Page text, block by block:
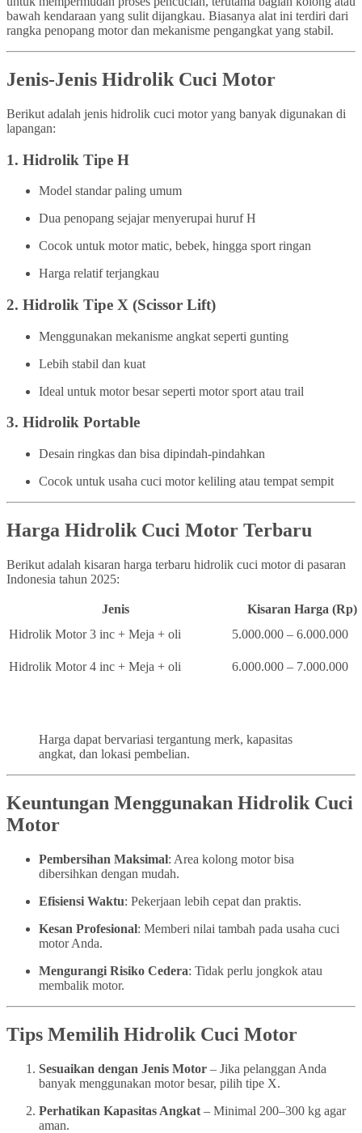
bawah kendaraan yang sulit dijangkau. Biasanya alat ini terdiri dari
rangka penopang motor dan mekanisme pengangkat yang stabil.
Jenis-Jenis Hidrolik Cuci Motor
Berikut adalah jenis hidrolik cuci motor yang banyak digunakan di
lapangan:
1. Hidrolik Tipe H
Model standar paling umum
Dua penopang sejajar menyerupai huruf H
Cocok untuk motor matic, bebek, hingga sport ringan
Harga relatif terjangkau
2. Hidrolik Tipe X (Scissor Lift)
Menggunakan mekanisme angkat seperti gunting
Lebih stabil dan kuat
Ideal untuk motor besar seperti motor sport atau trail
3. Hidrolik Portable
Desain ringkas dan bisa dipindah-pindahkan
Cocok untuk usaha cuci motor keliling atau tempat sempit
Harga Hidrolik Cuci Motor Terbaru
Berikut adalah kisaran harga terbaru hidrolik cuci motor di pasaran
Indonesia tahun 2025:
Jenis
Kisaran Harga (Rp)
Hidrolik Motor 3 inc + Meja + oli
5.000.000 – 6.000.000
Hidrolik Motor 4 inc + Meja + oli 6.000.000 – 7.000.000
Harga dapat bervariasi tergantung merk, kapasitas
angkat, dan lokasi pembelian.
Keuntungan Menggunakan Hidrolik Cuci
Motor
Pembersihan Maksimal: Area kolong motor bisa
dibersihkan dengan mudah.
Efisiensi Waktu: Pekerjaan lebih cepat dan praktis.
Kesan Profesional: Memberi nilai tambah pada usaha cuci
motor Anda.
Mengurangi Risiko Cedera: Tidak perlu jongkok atau
membalik motor.
Tips Memilih Hidrolik Cuci Motor
Sesuaikan dengan Jenis Motor – Jika pelanggan Anda
banyak menggunakan motor besar, pilih tipe X.
Perhatikan Kapasitas Angkat – Minimal 200–300 kg agar
aman.